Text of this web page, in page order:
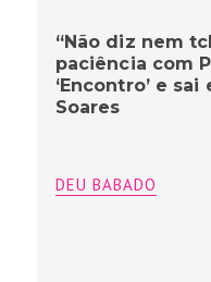
“Não diz nem
paciência com
‘Encontro’ e
Soares
DEU BABADO